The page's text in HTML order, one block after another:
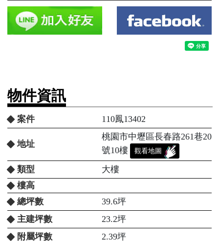
物件資訊
案件 110鳳13402
地址
桃園市中壢區長春路261巷20
號10樓
觀看地圖
類型
大樓
樓高
總坪數
39.6坪
主建坪數
23.2坪
附屬坪數
2.39坪